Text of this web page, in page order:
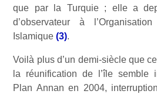
que par la Turquie ; elle a
d’observateur à
Islamique(3).
Voilà plus d’un demi-siècle que
la réunification de l’île semble
Plan Annan en 2004,